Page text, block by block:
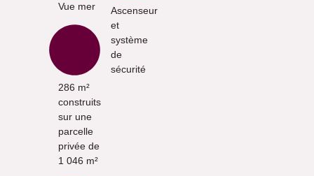
Vue mer
286 m²
construits
sur une
parcelle
privée de
1 046 m²
Ascenseur
et
système
de
sécurité